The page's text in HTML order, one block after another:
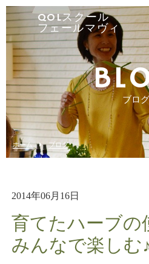
QOLスクール
フェールマヴィ
ブログ
ホーム ブログ
2014年06月16日
育てたハーブの
みんなで楽しむ♪